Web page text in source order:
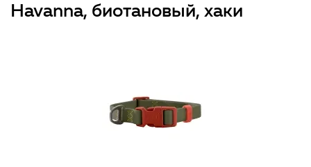
Havanna, биотановый, хаки